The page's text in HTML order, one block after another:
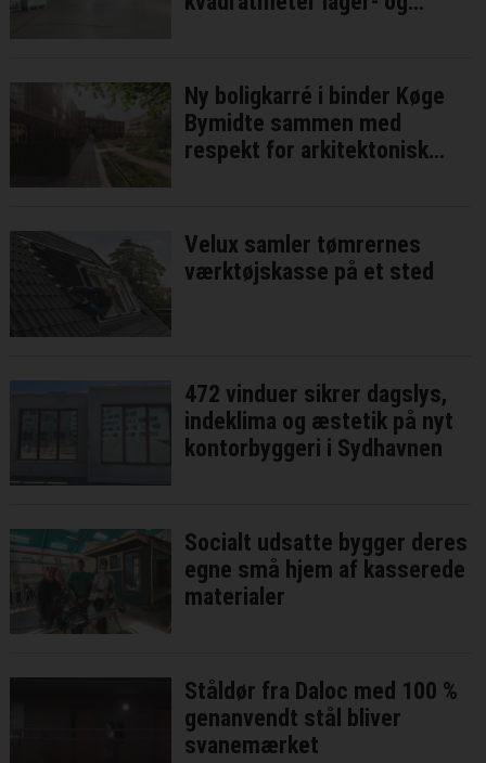
Ny boligkarré i binder Køge
Bymidte sammen med
respekt for arkitektonisk
Velux samler tømrernes
værktøjskasse på et sted
472 vinduer sikrer dagslys,
indeklima og æstetik på nyt
kontorbyggeri i Sydhavnen
Socialt udsatte bygger deres
egne små hjem af kasserede
materialer
Ståldør fra Daloc med 100 %
genanvendt stål bliver
svanemærket